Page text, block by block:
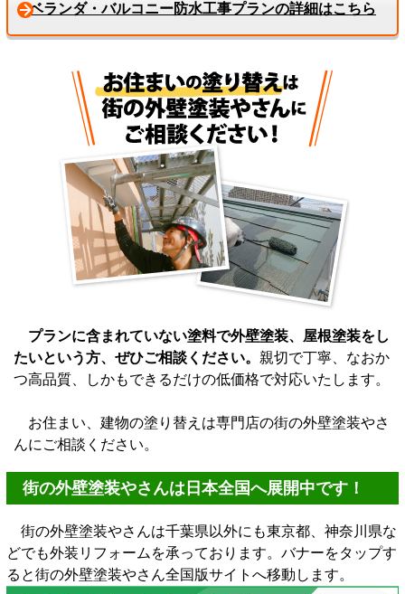
ベランダ・バルコニー防水工事プランの詳細はこちら
プランに含まれていない塗料で外壁塗装、屋根塗装をし
たいという方、ぜひご相談ください。 親切で丁寧、なおか
つ高品質、しかもできるだけの低価格で対応いたします。
お住まい、建物の塗り替えは専門店の街の外壁塗装やさ
んにご相談ください。
街の外壁塗装やさんは日本全国へ展開中です！
街の外壁塗装やさんは千葉県以外にも東京都、神奈川県な
どでも外装リフォームを承っております。バナーをタップす
ると街の外壁塗装やさん全国版サイトへ移動します。